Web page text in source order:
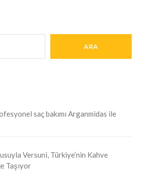
ARA
saç bakımı Arganmidas ile
Versuni, Türkiye’nin Kahve
Taşıyor